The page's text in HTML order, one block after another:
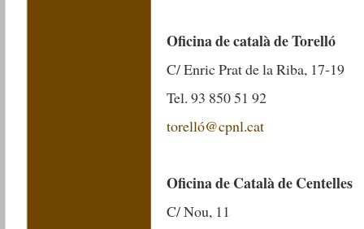
Oficina de català de Torelló
C/ Enric Prat de la Riba, 17-19
Tel. 93 850 51 92
torelló@cpnl.cat
Oficina de Català de Centelles
C/ Nou, 11